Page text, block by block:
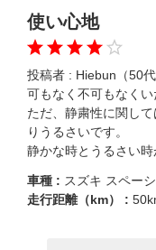
使い心地
投稿者 : Hiebun（50代
可もなく不可もなくい
ただ、静粛性に関し
りうるさいです。
静かな時とうるさい時
車種 : スズキ スペー
走行距離（km） :